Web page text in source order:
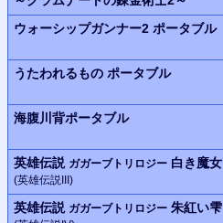
ウォーシップガンナー2 ポータブル
うたわれるもの ポータブル
海腹川背ポータブル
英雄伝説 ガガーブトリロジー 白き魔女
(英雄伝説III)
英雄伝説 ガガーブトリロジー 朱紅い雫